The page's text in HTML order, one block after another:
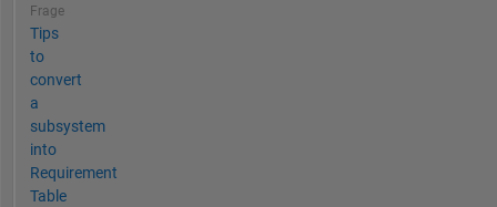
Frage
Tips
to
convert
a
subsystem
into
Requirement
Table